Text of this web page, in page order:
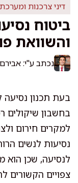
דיני צרכנות
ביטוח
והשוואת
נכתב ע"י: אבירם
בעת תכנון נסיעה
בחשבון שיקולים
למקרים חירום
נסיעות לנשים
לנסיעה, שכן הוא
צפויים הקשורים